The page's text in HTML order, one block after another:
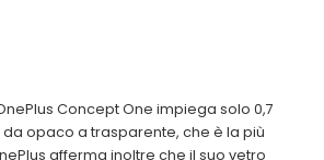
Concept One impiega solo 0,7
opaco a trasparente, che è la più
afferma inoltre che il suo vetro